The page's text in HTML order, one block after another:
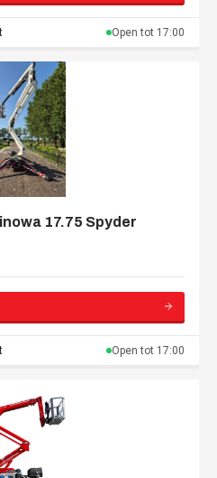
Open tot 17:00
17.75 Spyder
Open tot 17:00